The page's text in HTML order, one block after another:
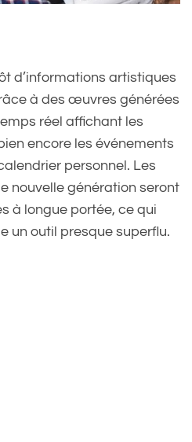
d’informations artistiques
à des œuvres générées
réel affichant les
encore les événements
personnel. Les
nouvelle génération seront
à longue portée, ce qui
un outil presque superflu.